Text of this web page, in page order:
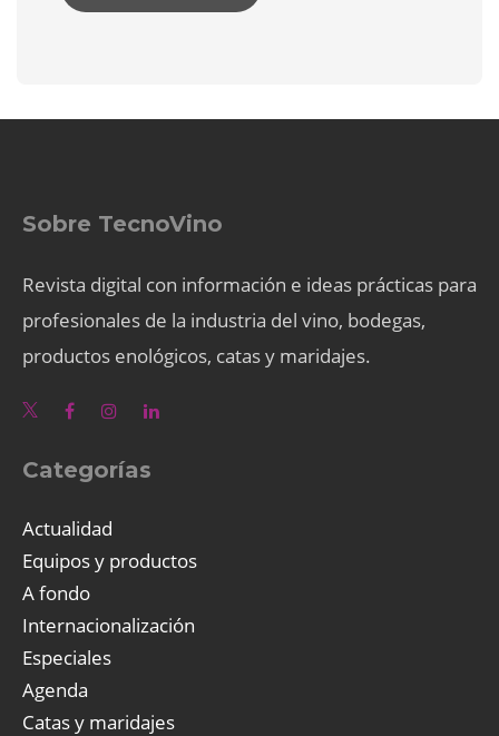
Sobre TecnoVino
Revista digital con información e ideas prácticas para
profesionales de la industria del vino, bodegas,
productos enológicos, catas y maridajes.
Categorías
Actualidad
Equipos y productos
A fondo
Internacionalización
Especiales
Agenda
Catas y maridajes